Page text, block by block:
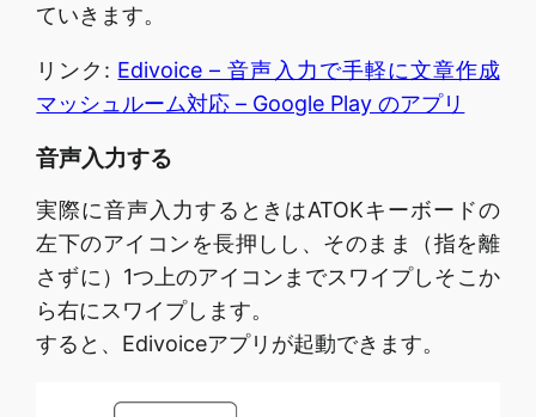
ていきます。
リンク: Edivoice – 音声入力で手軽に文章作成
マッシュルーム対応 – Google Play のアプリ
音声入力する
実際に音声入力するときはATOKキーボードの
左下のアイコンを長押しし、そのまま（指を離
さずに）1つ上のアイコンまでスワイプしそこか
ら右にスワイプします。
すると、Edivoiceアプリが起動できます。